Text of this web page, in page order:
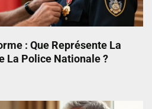
: Que Représente La
La Police Nationale ?